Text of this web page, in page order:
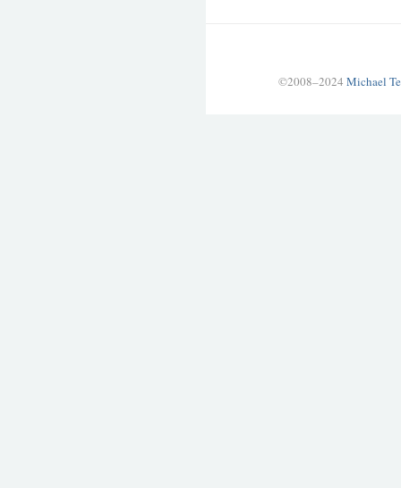
©2008–2024 Michael